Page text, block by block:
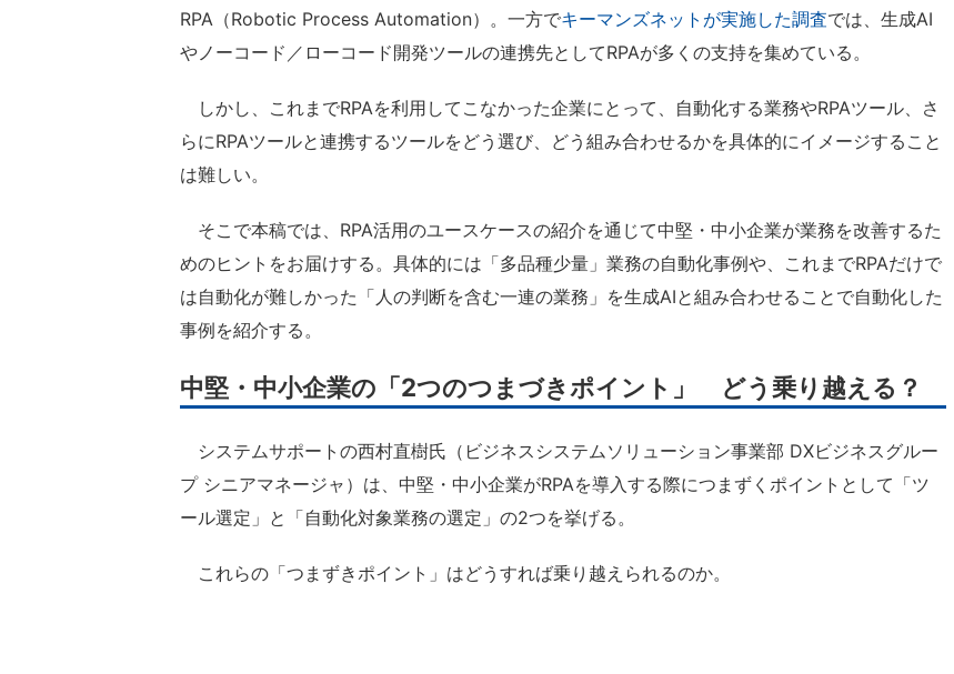
RPA（Robotic Process Automation）。一方でキーマンズネットが実施した調査では、生成AI
やノーコード／ローコード開発ツールの連携先としてRPAが多くの支持を集めている。
しかし、これまでRPAを利用してこなかった企業にとって、自動化する業務やRPAツール、さ
らにRPAツールと連携するツールをどう選び、どう組み合わせるかを具体的にイメージすること
は難しい。
そこで本稿では、RPA活用のユースケースの紹介を通じて中堅・中小企業が業務を改善するた
めのヒントをお届けする。具体的には「多品種少量」業務の自動化事例や、これまでRPAだけで
は自動化が難しかった「人の判断を含む一連の業務」を生成AIと組み合わせることで自動化した
事例を紹介する。
中堅・中小企業の「2つのつまづきポイント」 どう乗り越える？
システムサポートの西村直樹氏（ビジネスシステムソリューション事業部 DXビジネスグルー
プ シニアマネージャ）は、中堅・中小企業がRPAを導入する際につまずくポイントとして「ツ
ール選定」と「自動化対象業務の選定」の2つを挙げる。
これらの「つまずきポイント」はどうすれば乗り越えられるのか。